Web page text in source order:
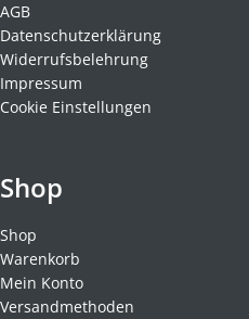
AGB
Datenschutzerklärung
Widerrufsbelehrung
Impressum
Cookie Einstellungen
Shop
Shop
Warenkorb
Mein Konto
Versandmethoden